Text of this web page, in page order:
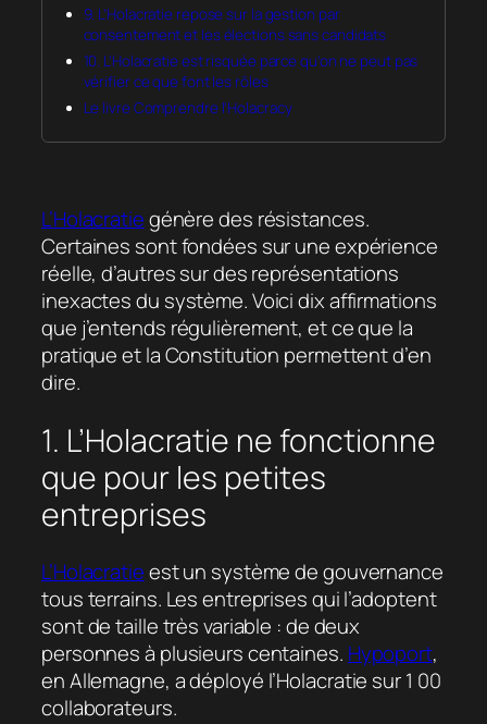
9. L’Holacratie repose sur la gestion par
consentement et les élections sans candidats
10. L’Holacratie est risquée parce qu’on ne peut pas
vérifier ce que font les rôles
Le livre Comprendre l’Holacracy
L’Holacratiegénère des résistances.
Certaines sont fondées sur une expérience
réelle, d’autres sur des représentations
inexactes du système. Voici dix affirmations
que j’entends régulièrement, et ce que la
pratique et la Constitution permettent d’en
dire.
1. L’Holacratie ne fonctionne
que pour les petites
entreprises
L’Holacratieest un système de gouvernance
tous terrains. Les entreprises qui l’adoptent
sont de taille très variable : de deux
personnes à plusieurs centaines. Hypoport,
en Allemagne, a déployé l’Holacratie sur 1 00
collaborateurs.